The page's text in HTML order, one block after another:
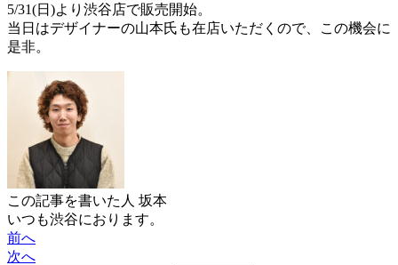
5/31(日)より渋谷店で販売開始。
当日はデザイナーの山本氏も在店いただくので、この機会に
是非。
この記事を書いた人 坂本
いつも渋谷におります。
前へ
次へ